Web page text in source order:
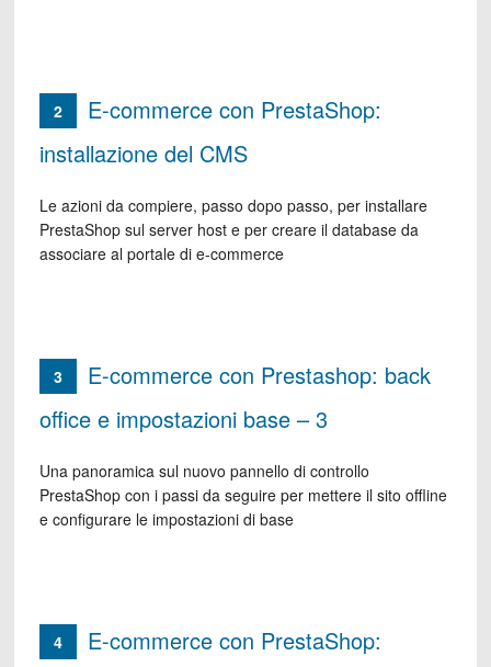
2
E-commerce con PrestaShop:
installazione del CMS
Le azioni da compiere, passo dopo passo, per installare
PrestaShop sul server host e per creare il database da
associare al portale di e-commerce
3
E-commerce con Prestashop: back
office e impostazioni base – 3
Una panoramica sul nuovo pannello di controllo
PrestaShop con i passi da seguire per mettere il sito offline
e configurare le impostazioni di base
4
E-commerce con PrestaShop: